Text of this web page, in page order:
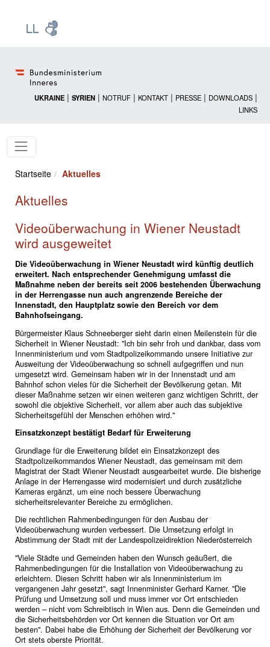
UKRAINE | SYRIEN | NOTRUF | KONTAKT | PRESSE | DOWNLOADS |
LINKS
Startseite Aktuelles
Aktuelles
Videoüberwachung in Wiener Neustadt
wird ausgeweitet
Die Videoüberwachung in Wiener Neustadt wird künftig deutlich
erweitert. Nach entsprechender Genehmigung umfasst die
Maßnahme neben der bereits seit 2006 bestehenden Überwachung
in der Herrengasse nun auch angrenzende Bereiche der
Innenstadt, den Hauptplatz sowie den Bereich vor dem
Bahnhofseingang.
Bürgermeister Klaus Schneeberger sieht darin einen Meilenstein für die
Sicherheit in Wiener Neustadt: "Ich bin sehr froh und dankbar, dass vom
Innenministerium und vom Stadtpolizeikommando unsere Initiative zur
Ausweitung der Videoüberwachung so schnell aufgegriffen und nun
umgesetzt wird. Gemeinsam haben wir in der Innenstadt und am
Bahnhof schon vieles für die Sicherheit der Bevölkerung getan. Mit
dieser Maßnahme setzen wir einen weiteren ganz wichtigen Schritt, der
sowohl die objektive Sicherheit, vor allem aber auch das subjektive
Sicherheitsgefühl der Menschen erhöhen wird."
Einsatzkonzept bestätigt Bedarf für Erweiterung
Grundlage für die Erweiterung bildet ein Einsatzkonzept des
Stadtpolizeikommandos Wiener Neustadt, das gemeinsam mit dem
Magistrat der Stadt Wiener Neustadt ausgearbeitet wurde. Die bisherige
Anlage in der Herrengasse wird modernisiert und durch zusätzliche
Kameras ergänzt, um eine noch bessere Überwachung
sicherheitsrelevanter Bereiche zu ermöglichen.
Die rechtlichen Rahmenbedingungen für den Ausbau der
Videoüberwachung wurden verbessert. Die Umsetzung erfolgt in
Abstimmung der Stadt mit der Landespolizeidirektion Niederösterreich
"Viele Städte und Gemeinden haben den Wunsch geäußert, die
Rahmenbedingungen für die Installation von Videoüberwachung zu
erleichtern. Diesen Schritt haben wir als Innenministerium im
vergangenen Jahr gesetzt", sagt Innenminister Gerhard Karner. "Die
Prüfung und Umsetzung soll und muss immer vor Ort entschieden
werden – nicht vom Schreibtisch in Wien aus. Denn die Gemeinden und
die Sicherheitsbehörden vor Ort kennen die Situation vor Ort am
besten". Dabei habe die Erhöhung der Sicherheit der Bevölkerung vor
Ort stets oberste Priorität.